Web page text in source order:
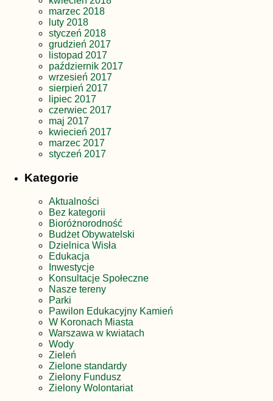
marzec 2018
luty 2018
styczeń 2018
grudzień 2017
listopad 2017
październik 2017
wrzesień 2017
sierpień 2017
lipiec 2017
czerwiec 2017
maj 2017
kwiecień 2017
marzec 2017
styczeń 2017
Kategorie
Aktualności
Bez kategorii
Bioróżnorodność
Budżet Obywatelski
Dzielnica Wisła
Edukacja
Inwestycje
Konsultacje Społeczne
Nasze tereny
Parki
Pawilon Edukacyjny Kamień
W Koronach Miasta
Warszawa w kwiatach
Wody
Zieleń
Zielone standardy
Zielony Fundusz
Zielony Wolontariat